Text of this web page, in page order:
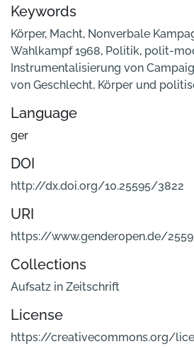
Keywords
Körper, Macht, Nonverbale
Wahlkampf 1968, Politik, polit-
Instrumentalisierung von
von Geschlecht, Körper und
Language
ger
DOI
http://dx.doi.org/10.25595/3822
URI
https://www.genderopen.de/
Collections
Aufsatz in Zeitschrift
License
https://creativecommons.org/